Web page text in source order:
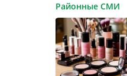
Районные СМИ